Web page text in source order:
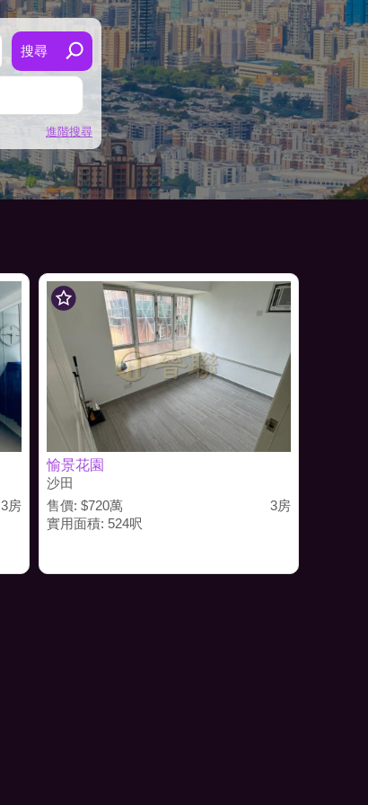
搜尋
進階搜尋
3房
愉景花園
沙田
3房
售價: $720萬
實用面積: 524呎